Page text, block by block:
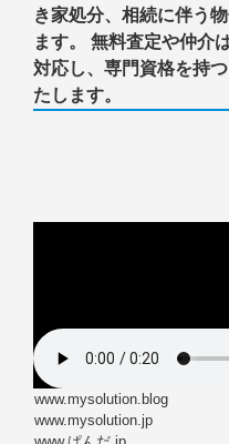
き家処分、相続に伴う
ます。 無料査定や仲介
対応し、専門資格を持
たします。
www.mysolution.blog
www.mysolution.jp